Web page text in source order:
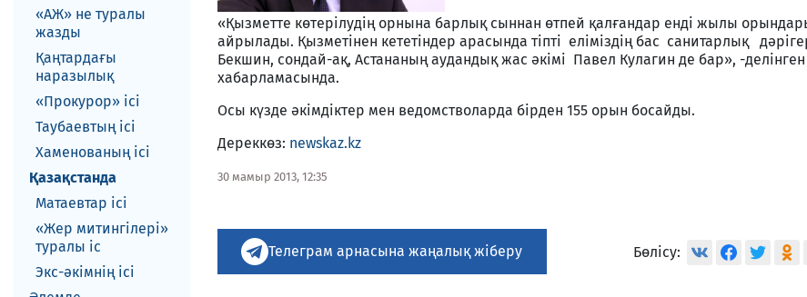
«АЖ» не туралы
жазды
Қаңтардағы
наразылық
«Прокурор» ісі
Таубаевтың ісі
Хаменованың ісі
Қазақстанда
Матаевтар ici
«Жер митингілері»
туралы іс
Экс-әкiмнiң iсi
«Қызметте көтерілудің орнына барлық сыннан өтпей қалғандар енді жылы
айрылады. Қызметінен кететіндер арасында тіпті еліміздің бас санитарлық
Бекшин, сондай-ақ, Астананың аудандық жас әкімі Павел Кулагин де бар», -
хабарламасында.
Осы күзде әкімдіктер мен ведомстволарда бірден 155 орын босайды.
Дереккөз: newskaz.kz
30 мамыр 2013, 12:35
Телеграм арнасына жаңалық жіберу Бөлісу: